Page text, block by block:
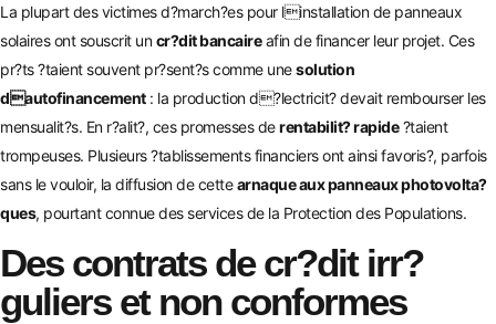
La plupart des victimes d?march?es pour linstallation de panneaux
solaires ont souscrit uncr?dit bancaireafin de financer leur projet. Ces
pr?ts ?taient souvent pr?sent?s comme unesolution
dautofinancement: la production d?lectricit? devait rembourser les
mensualit?s. En r?alit?, ces promesses derentabilit? rapide?taient
trompeuses. Plusieurs ?tablissements financiers ont ainsi favoris?, parfois
sans le vouloir, la diffusion de cettearnaque aux panneaux photovolta?
ques, pourtant connue des services de la Protection des Populations.
Des contrats de cr?dit irr?
guliers et non conformes